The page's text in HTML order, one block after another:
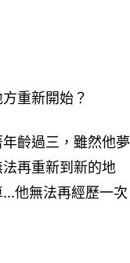
重新開始？
齡過三，雖然他夢
再重新到新的地
他無法再經歷一次